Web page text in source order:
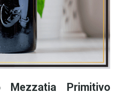
Primitivo